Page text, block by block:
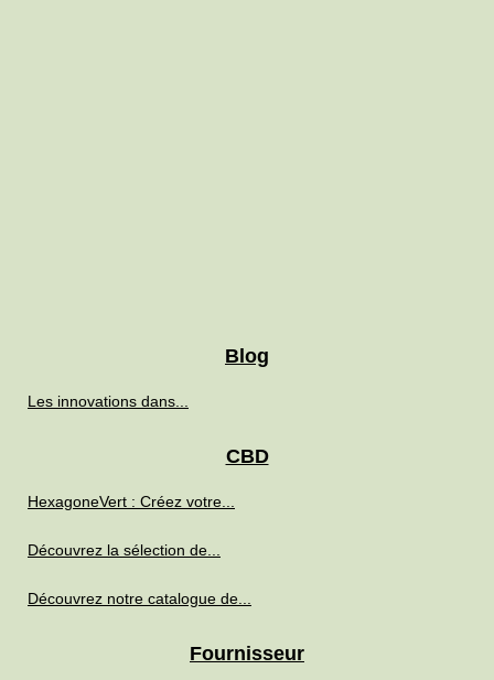
Blog
Les innovations dans...
CBD
HexagoneVert : Créez votre...
Découvrez la sélection de...
Découvrez notre catalogue de...
Fournisseur